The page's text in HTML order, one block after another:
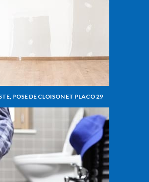
POSE DE CLOISON ET PLACO 29